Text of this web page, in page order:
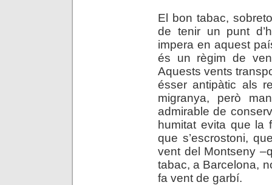
El bon tabac,
de tenir un punt
impera en aquest
és un règim de
Aquests vents
ésser antipàtic als
migranya, però
admirable de
humitat evita que la
que s’escrostoni,
vent del Montseny
tabac, a Barcelona,
fa vent de garbí.